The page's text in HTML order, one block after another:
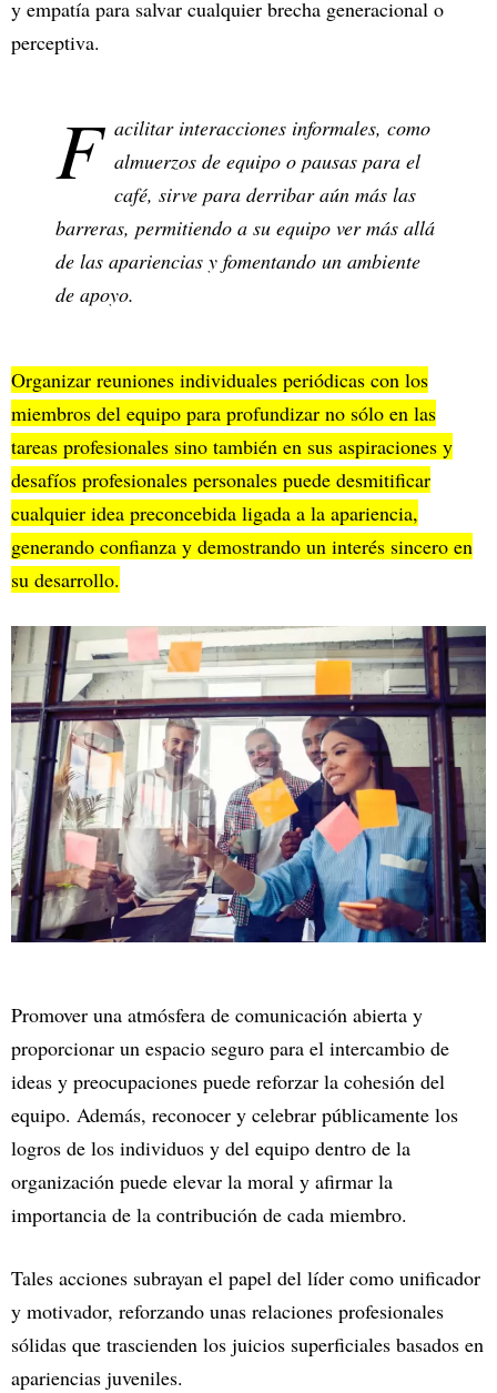
y empatía para salvar cualquier brecha generacional o
perceptiva.
F acilitar interacciones informales, como
almuerzos de equipo o pausas para el
café, sirve para derribar aún más las
barreras, permitiendo a su equipo ver más allá
de las apariencias y fomentando un ambiente
de apoyo.
Organizar reuniones individuales periódicas con los
miembros del equipo para profundizar no sólo en las
tareas profesionales sino también en sus aspiraciones y
desafíos profesionales personales puede desmitificar
cualquier idea preconcebida ligada a la apariencia,
generando confianza y demostrando un interés sincero en
su desarrollo.
Promover una atmósfera de comunicación abierta y
proporcionar un espacio seguro para el intercambio de
ideas y preocupaciones puede reforzar la cohesión del
equipo. Además, reconocer y celebrar públicamente los
logros de los individuos y del equipo dentro de la
organización puede elevar la moral y afirmar la
importancia de la contribución de cada miembro.
Tales acciones subrayan el papel del líder como unificador
y motivador, reforzando unas relaciones profesionales
sólidas que trascienden los juicios superficiales basados en
apariencias juveniles.